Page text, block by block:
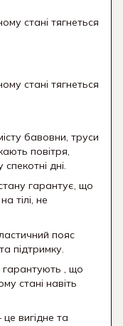
стані тягнеться
стані тягнеться
бавовни, труси
повітря,
дні.
гарантує, що
тілі, не
пояс
підтримку.
гарантують , що
стані навіть
вигідне та